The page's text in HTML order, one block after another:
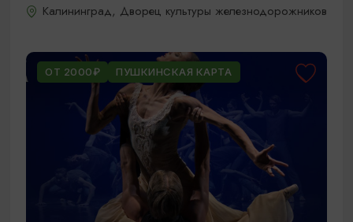
Калининград, Дворец культуры железнодорожников
ОТ 2000₽ ПУШКИНСКАЯ КАРТА